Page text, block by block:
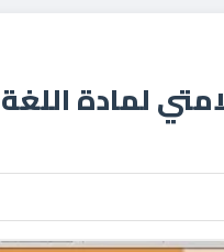
لمادة اللغة